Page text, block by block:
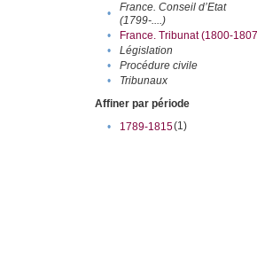
•
France. Conseil d’Etat
(1799-....)
• France. Tribunat (1800-
•
Législation
•
Procédure civile
•
Tribunaux
Affiner par période
•
1789-1815(1)